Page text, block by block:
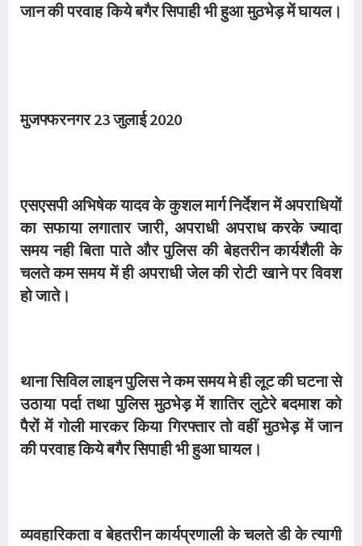
जान की परवाह किये बगैर सिपाही भी हुआ मुठभेड़ में घायल।
मुजफ्फरनगर 23 जुलाई 2020
एसएसपी अभिषेक यादव के कुशल मार्ग निर्देशन में अपराधियों
का सफाया लगातार जारी, अपराधी अपराध करके ज्यादा
समय नही बिता पाते और पुलिस की बेहतरीन कार्यशैली के
चलते कम समय में ही अपराधी जेल की रोटी खाने पर विवश
हो जाते।
थाना सिविल लाइन पुलिस ने कम समय मे ही लूट की घटना से
उठाया पर्दा तथा पुलिस मुठभेड़ में शातिर लुटेरे बदमाश को
पैरों में गोली मारकर किया गिरफ्तार तो वहीं मुठभेड़ में जान
की परवाह किये बगैर सिपाही भी हुआ घायल।
व्यवहारिकता व बेहतरीन कार्यप्रणाली के चलते डी के त्यागी